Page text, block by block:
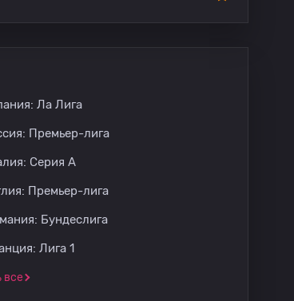
Ла Лига
Премьер-лига
Серия А
Премьер-лига
Бундеслига
Лига 1
все